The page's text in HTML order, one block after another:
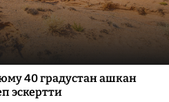
40 градустан ашкан
эскертти